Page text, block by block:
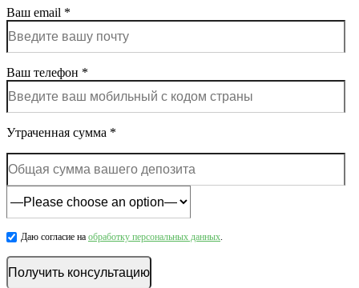
Ваш email *
Ваш телефон *
Утраченная сумма *
Даю согласие на обработку персональных данных.